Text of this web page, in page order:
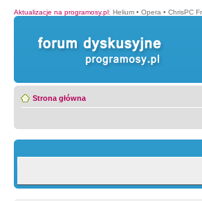
Aktualizacje na programosy.pl: Helium • Opera • ChrisPC
Strona główna